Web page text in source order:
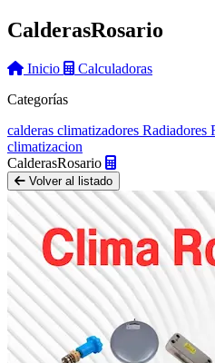
CalderasRosario
Inicio
Calculadoras
Categorías
calderas climatizadores Radiadores
climatizacion
CalderasRosario
Volver al listado